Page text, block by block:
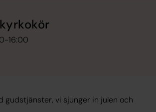
16:00
gudstjänster, vi sjunger in julen och